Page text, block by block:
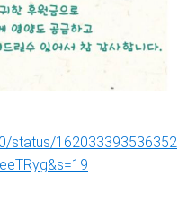
status/162033393536352